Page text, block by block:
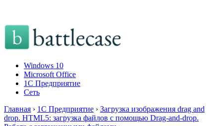
Windows 10
Microsoft Office
1C Предприятие
Сеть
Главная › 1C Предприятие › Загрузка изображения drag and
drop. HTML5: загрузка файлов с помощью Drag-and-drop.